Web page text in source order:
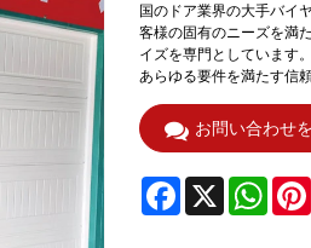
国のドア業界の大手バイ
客様の固有のニーズを満
イズを専門としています
あらゆる要件を満たす信
お問い合わせ
Facebook
X